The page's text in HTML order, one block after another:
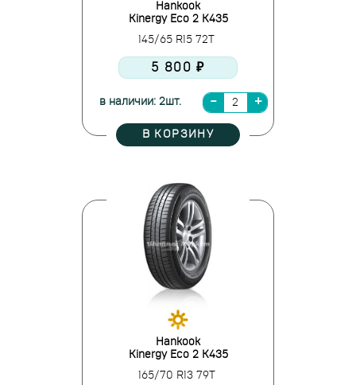
Hankook
Kinergy Eco 2 K435
145/65 R15 72T
5 800 ₽
в наличии: 2шт.
В КОРЗИНУ
Hankook
Kinergy Eco 2 K435
165/70 R13 79T